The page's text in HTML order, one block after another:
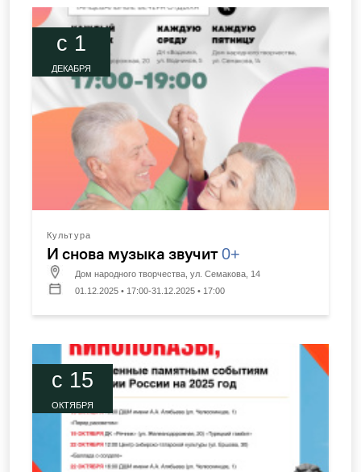
c 1
ДЕКАБРЯ
Культура
И снова музыка звучит0+
Дом народного творчества, ул. Семакова, 14
01.12.2025 • 17:00-31.12.2025 • 17:00
c 15
ОКТЯБРЯ